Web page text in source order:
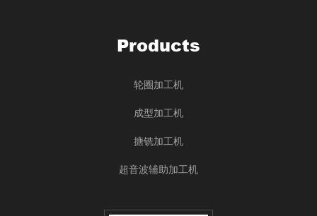
Products
轮圈加工机
成型加工机
搪铣加工机
超音波辅助加工机